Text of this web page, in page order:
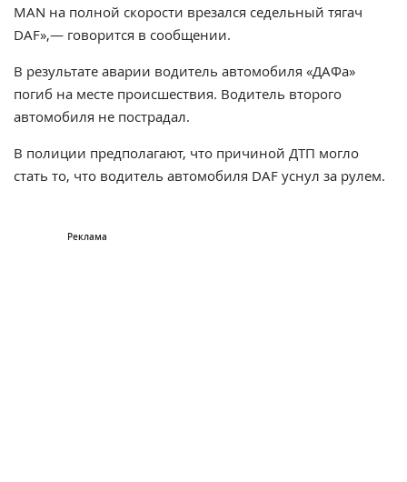
MAN на полной скорости врезался седельный тягач
DAF»,— говорится в сообщении.
В результате аварии водитель автомобиля «ДАФа»
погиб на месте происшествия. Водитель второго
автомобиля не пострадал.
В полиции предполагают, что причиной ДТП могло
стать то, что водитель автомобиля DAF уснул за рулем.